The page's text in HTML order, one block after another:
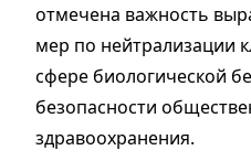
отмечена важность
мер по нейтрализации
сфере биологической
безопасности
здравоохранения.